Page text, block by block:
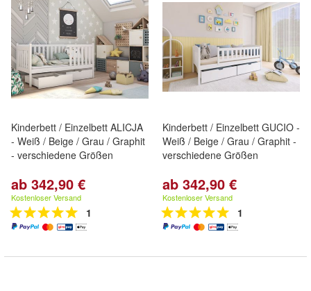
Kinderbett / Einzelbett ALICJA
- Weiß / Beige / Grau / Graphit
- verschiedene Größen
ab 342,90 €
Kostenloser Versand
1
Kinderbett / Einzelbett GUCIO -
Weiß / Beige / Grau / Graphit -
verschiedene Größen
ab 342,90 €
Kostenloser Versand
1